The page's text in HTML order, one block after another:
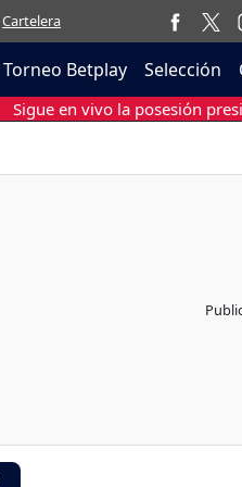
Cartelera
Torneo Betplay Selección
Sigue en vivo la posesión